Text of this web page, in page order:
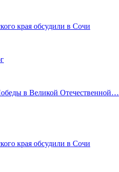
края обсудили в Сочи
в Великой Отечественной…
края обсудили в Сочи